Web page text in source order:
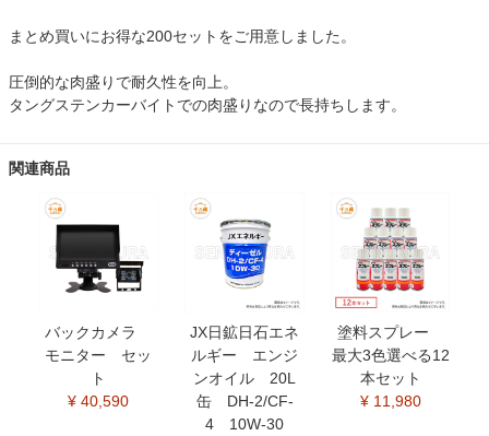
まとめ買いにお得な200セットをご用意しました。
圧倒的な肉盛りで耐久性を向上。
タングステンカーバイトでの肉盛りなので長持ちします。
関連商品
バックカメラ
モニター セッ
ト
¥ 40,590
JX日鉱日石エネ
ルギー エンジ
ンオイル 20L
缶 DH-2/CF-
4 10W-30
塗料スプレー
最大3色選べる12
本セット
¥ 11,980